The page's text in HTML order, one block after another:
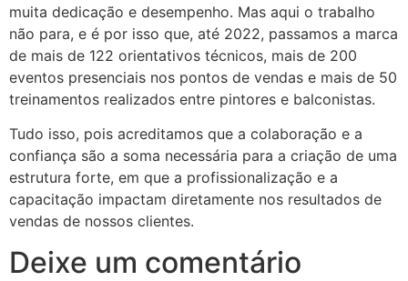
muita dedicação e desempenho. Mas aqui o trabalho
não para, e é por isso que, até 2022, passamos a marca
de mais de 122 orientativos técnicos, mais de 200
eventos presenciais nos pontos de vendas e mais de 50
treinamentos realizados entre pintores e balconistas.
Tudo isso, pois acreditamos que a colaboração e a
confiança são a soma necessária para a criação de uma
estrutura forte, em que a profissionalização e a
capacitação impactam diretamente nos resultados de
vendas de nossos clientes.
Deixe um comentário